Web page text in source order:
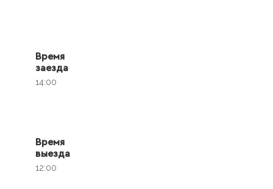
Время
заезда
14:00
Время
выезда
12:00